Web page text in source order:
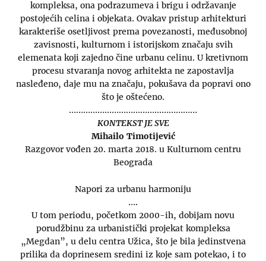
kompleksa, ona podrazumeva i brigu i održavanje
postojećih celina i objekata. Ovakav pristup arhitekturi
karakteriše osetljivost prema povezanosti, međusobnoj
zavisnosti, kulturnom i istorijskom značaju svih
elemenata koji zajedno čine urbanu celinu. U kretivnom
procesu stvaranja novog arhitekta ne zapostavlja
nasleđeno, daje mu na značaju, pokušava da popravi ono
što je oštećeno.
………………………………………………
KONTEKST JE SVE
Mihailo Timotijević
Razgovor vođen 20. marta 2018. u Kulturnom centru
Beograda
Napori za urbanu harmoniju
….
U tom periodu, početkom 2000-ih, dobijam novu
porudžbinu za urbanistički projekat kompleksa
„Megdan”, u delu centra Užica, što je bila jedinstvena
prilika da doprinesem sredini iz koje sam potekao, i to